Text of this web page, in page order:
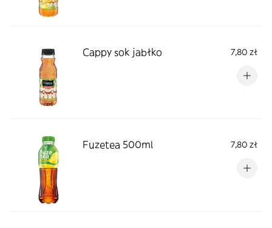
Cappy sok jabłko 7,80 zł
Fuzetea 500ml 7,80 zł